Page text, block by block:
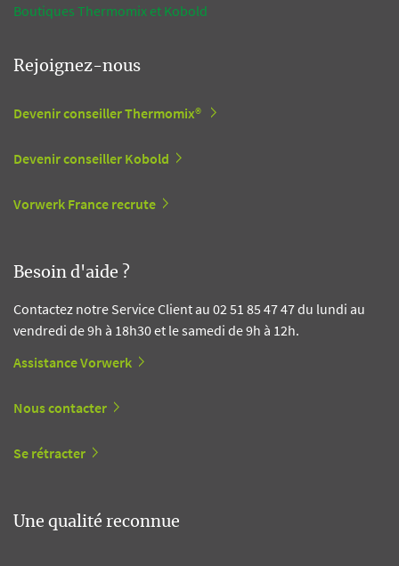
Boutiques Thermomix et Kobold
Rejoignez-nous
Devenir conseiller Thermomix®
Devenir conseiller Kobold
Vorwerk France recrute
Besoin d'aide ?
Contactez notre Service Client au 02 51 85 47 47 du lundi au
vendredi de 9h à 18h30 et le samedi de 9h à 12h.
Assistance Vorwerk
Nous contacter
Se rétracter
Une qualité reconnue